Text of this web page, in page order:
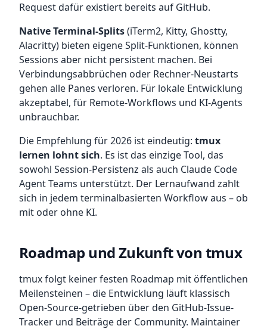
Request dafür existiert bereits auf GitHub.
Native Terminal-Splits(iTerm2, Kitty, Ghostty,
Alacritty) bieten eigene Split-Funktionen, können
Sessions aber nicht persistent machen. Bei
Verbindungsabbrüchen oder Rechner-Neustarts
gehen alle Panes verloren. Für lokale Entwicklung
akzeptabel, für Remote-Workflows und KI-Agents
unbrauchbar.
Die Empfehlung für 2026 ist eindeutig: tmux
lernen lohnt sich. Es ist das einzige Tool, das
sowohl Session-Persistenz als auch Claude Code
Agent Teams unterstützt. Der Lernaufwand zahlt
sich in jedem terminalbasierten Workflow aus – ob
mit oder ohne KI.
Roadmap und Zukunft von tmux
tmux folgt keiner festen Roadmap mit öffentlichen
Meilensteinen – die Entwicklung läuft klassisch
Open-Source-getrieben über den GitHub-Issue-
Tracker und Beiträge der Community. Maintainer